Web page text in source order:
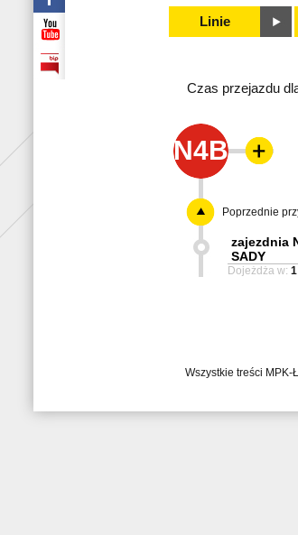
Linie
Czas przejazdu
N4B
Poprzednie
zajezdnia
SADY
Dojeżdża w:
Wszystkie treści